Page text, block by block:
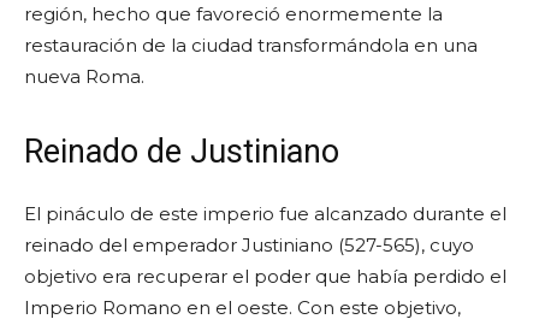
región, hecho que favoreció enormemente la
restauración de la ciudad transformándola en una
nueva Roma.
Reinado de Justiniano
El pináculo de este imperio fue alcanzado durante el
reinado del emperador Justiniano (527-565), cuyo
objetivo era recuperar el poder que había perdido el
Imperio Romano en el oeste. Con este objetivo,